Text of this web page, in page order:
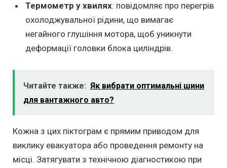
Термометр у хвилях: повідомляє про перегрів
охолоджувальної рідини, що вимагає
негайного глушіння мотора, щоб уникнути
деформації головки блока циліндрів.
Читайте также: Як вибрати оптимальні шини
для вантажного авто?
Кожна з цих піктограм є прямим приводом для
виклику евакуатора або проведення ремонту на
місці. Затягувати з технічною діагностикою при